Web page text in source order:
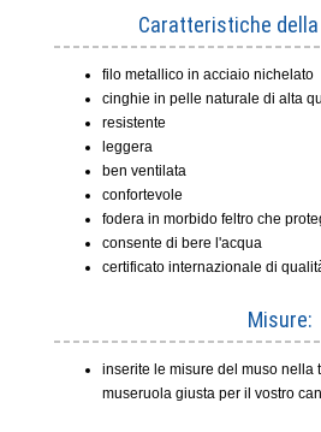
Caratteristiche
filo metallico in acciaio nichelato
cinghie in pelle naturale di alta
resistente
leggera
ben ventilata
confortevole
fodera in morbido feltro che
consente di bere l'acqua
certificato internazionale di
Misure:
inserite le misure del muso nella
museruola giusta per il vostro